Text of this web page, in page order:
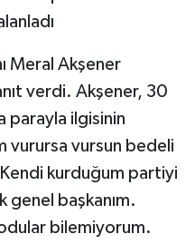
Meral Akşener
verdi. Akşener, 30
parayla ilgisinin
vurursa vursun bedeli
kurduğum partiyi
genel başkanım.
bilemiyorum.